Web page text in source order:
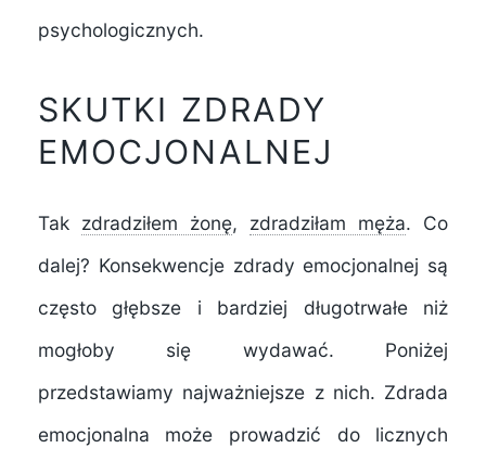
psychologicznych.
SKUTKI ZDRADY
EMOCJONALNEJ
Tak zdradziłem żonę, zdradziłam męża. Co
dalej? Konsekwencje zdrady emocjonalnej są
często głębsze i bardziej długotrwałe niż
mogłoby się wydawać. Poniżej
przedstawiamy najważniejsze z nich. Zdrada
emocjonalna może prowadzić do licznych